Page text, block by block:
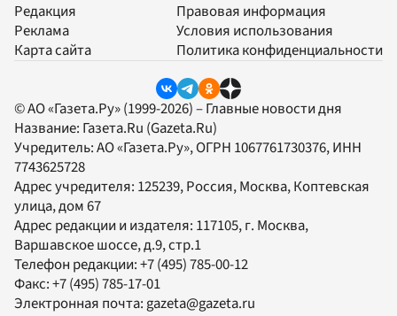
Редакция
Реклама
Карта сайта
Правовая информация
Условия использования
Политика конфиденциальности
© АО «Газета.Ру» (1999-2026) – Главные новости дня
Название: Газета.Ru (Gazeta.Ru)
Учредитель:АО «Газета.Ру», ОГРН 1067761730376, ИНН
7743625728
Адрес учредителя: 125239, Россия, Москва, Коптевская
улица, дом 67
Адрес редакции и издателя: 117105, г. Москва,
Варшавское шоссе, д.9, стр.1
Телефон редакции:+7 (495) 785-00-12
Факс:+7 (495) 785-17-01
Электронная почта:gazeta@gazeta.ru